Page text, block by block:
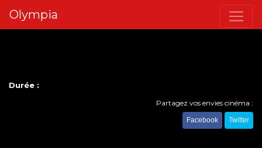
Olympia
Durée :
Partagez vos envies cinéma :
Facebook Twitter